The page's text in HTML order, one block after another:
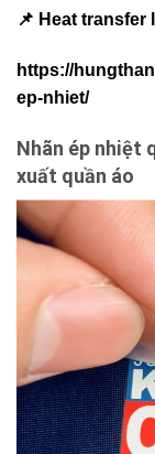
📌 Heat transfer
https://
ep-nhiet/
Nhãn ép nhiệt
xuất quần áo